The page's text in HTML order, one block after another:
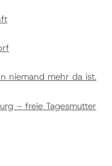
niemand mehr da ist.
– freie Tagesmutter